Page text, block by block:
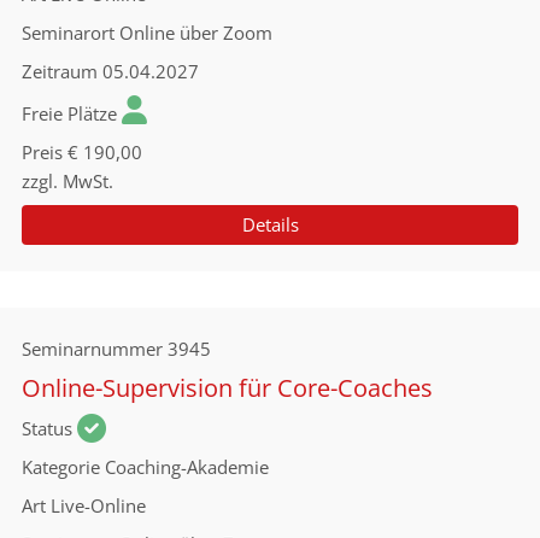
Seminarort Online über Zoom
Zeitraum 05.04.2027
Freie Plätze
Preis € 190,00
zzgl. MwSt.
Details
Seminarnummer 3945
Online-Supervision für Core-Coaches
Status
Kategorie Coaching-Akademie
Art Live-Online